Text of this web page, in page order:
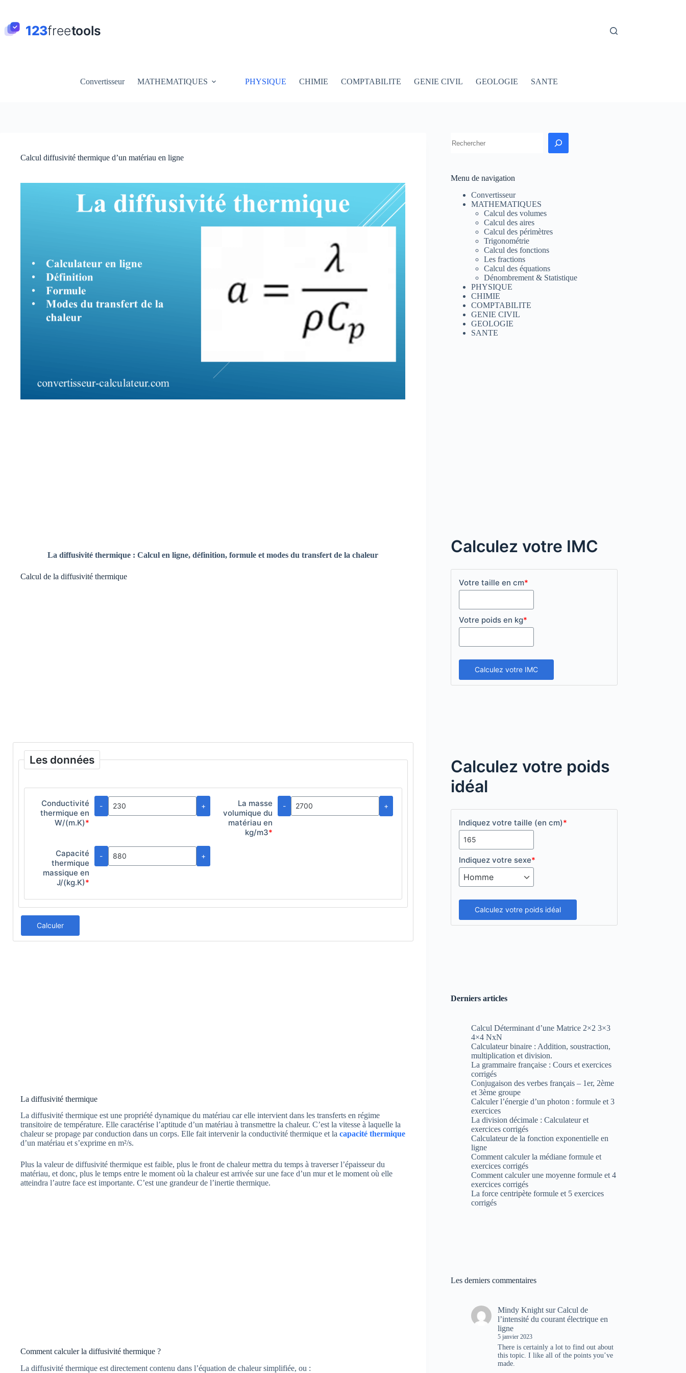
contenu
Convertisseur MATHEMATIQUES PHYSIQUE CHIMIE COMPTABILITE GENIE CIVIL GEOLOGIE SANTE
Calcul diffusivité thermique d’un matériau en ligne
La diffusivité thermique :Calcul en ligne, définition, formule et modes du transfert de la chaleur
Calcul de la diffusivité thermique
Les données
Conductivité
thermique en
W/(m.K)*
- +
La masse
volumique du
matériau en
kg/m3*
- +
Capacité
thermique
massique en
J/(kg.K)*
- +
Calculer
La diffusivité thermique
La diffusivité thermique est une propriété dynamique du matériau car elle intervient dans les transferts en régime
transitoire de température. Elle caractérise l’aptitude d’un matériau à transmettre la chaleur. C’est la vitesse à laquelle la
chaleur se propage par conduction dans un corps. Elle fait intervenir la conductivité thermique et la capacité thermique
d’un matériau et s’exprime en m²/s.
Plus la valeur de diffusivité thermique est faible, plus le front de chaleur mettra du temps à traverser l’épaisseur du
matériau, et donc, plus le temps entre le moment où la chaleur est arrivée sur une face d’un mur et le moment où elle
atteindra l’autre face est importante. C’est une grandeur de l’inertie thermique.
Comment calculer la diffusivité thermique ?
La diffusivité thermique est directement contenu dans l’équation de chaleur simplifiée, ou :
Menu de navigation
Convertisseur
MATHEMATIQUES
Calcul des volumes
Calcul des aires
Calcul des périmètres
Trigonométrie
Calcul des fonctions
Les fractions
Calcul des équations
Dénombrement & Statistique
PHYSIQUE
CHIMIE
COMPTABILITE
GENIE CIVIL
GEOLOGIE
SANTE
Calculez votre IMC
Votre taille en cm*
Votre poids en kg*
Calculez votre IMC
Calculez votre poids
idéal
Indiquez votre taille (en cm)*
Indiquez votre sexe*
Calculez votre poids idéal
Derniers articles
Calcul Déterminant d’une Matrice 2×2 3×3
4×4 NxN
Calculateur binaire : Addition, soustraction,
multiplication et division.
La grammaire française : Cours et exercices
corrigés
Conjugaison des verbes français – 1er, 2ème
et 3ème groupe
Calculer l’énergie d’un photon : formule et 3
exercices
La division décimale : Calculateur et
exercices corrigés
Calculateur de la fonction exponentielle en
ligne
Comment calculer la médiane formule et
exercices corrigés
Comment calculer une moyenne formule et 4
exercices corrigés
La force centripète formule et 5 exercices
corrigés
Les derniers commentaires
Mindy Knight surCalcul de
l’intensité du courant électrique en
ligne
5 janvier 2023
There is certainly a lot to find out about
this topic. I like all of the points you’ve
made.